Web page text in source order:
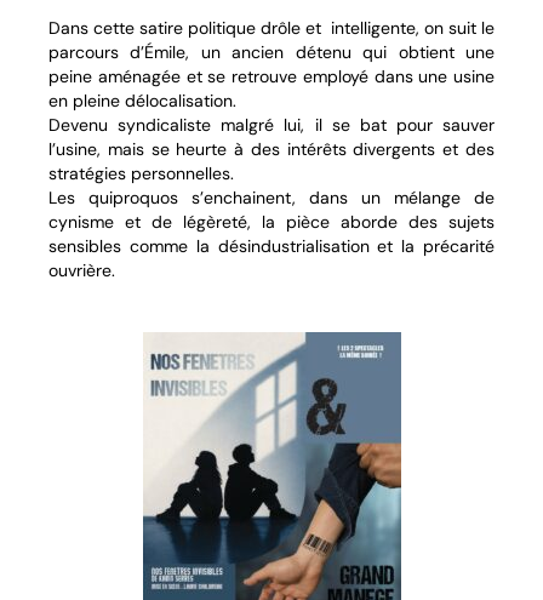
Dans cette satire politique drôle et intelligente, on suit le
parcours d’Émile, un ancien détenu qui obtient une
peine aménagée et se retrouve employé dans une usine
en pleine délocalisation.
Devenu syndicaliste malgré lui, il se bat pour sauver
l’usine, mais se heurte à des intérêts divergents et des
stratégies personnelles.
Les quiproquos s’enchainent, dans un mélange de
cynisme et de légèreté, la pièce aborde des sujets
sensibles comme la désindustrialisation et la précarité
ouvrière.